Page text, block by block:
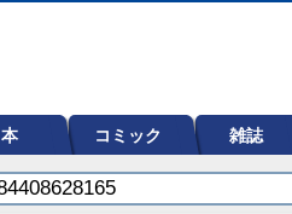
本 コミック 雑誌